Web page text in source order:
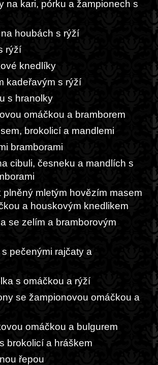
na kari, pórku a žampionech s
houbách s rýží
rýží
knedlíky
kadeřavým s rýží
s hranolky
omáčkou a bramborem
brokolicí a mandlemi
bramborami
cibuli, česneku a mandlích s
plněný mletým hovězím masem
a houskovým knedlikem
se zelím a bramborovým
pečenými rajčaty a
s omáčkou a rýží
se žampionovou omáčkou a
omáčkou a bulgurem
brokolicí a hráškem
řepou